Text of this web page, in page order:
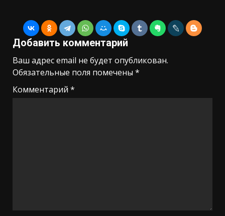
Добавить комментарий
Ваш адрес email не будет опубликован.
Обязательные поля помечены *
Комментарий *